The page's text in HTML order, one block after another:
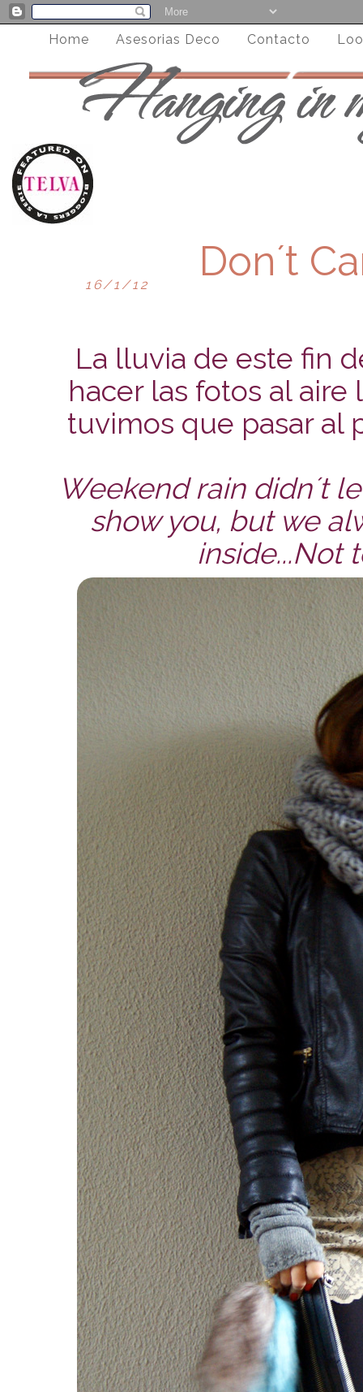
Home Asesorias Deco Contacto
16/1/12
Don´t
La lluvia de este fin
hacer las fotos al
tuvimos que pasar al
Weekend rain didn´t
show you, but we
inside...Not